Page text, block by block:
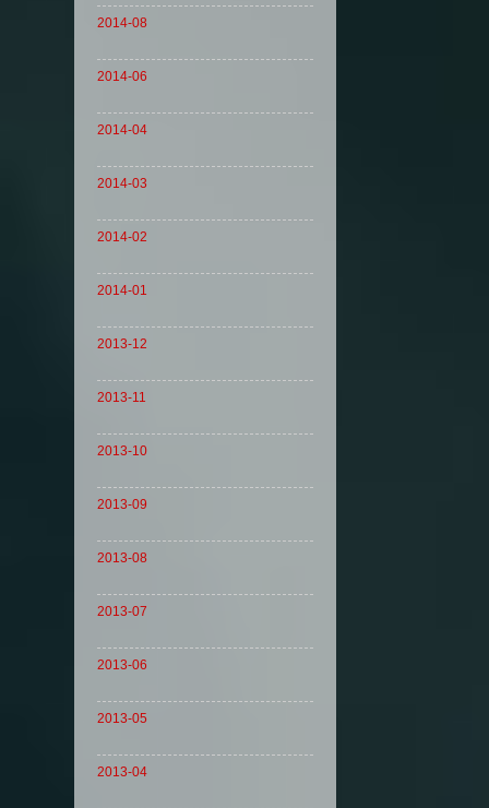
2014-08
2014-06
2014-04
2014-03
2014-02
2014-01
2013-12
2013-11
2013-10
2013-09
2013-08
2013-07
2013-06
2013-05
2013-04